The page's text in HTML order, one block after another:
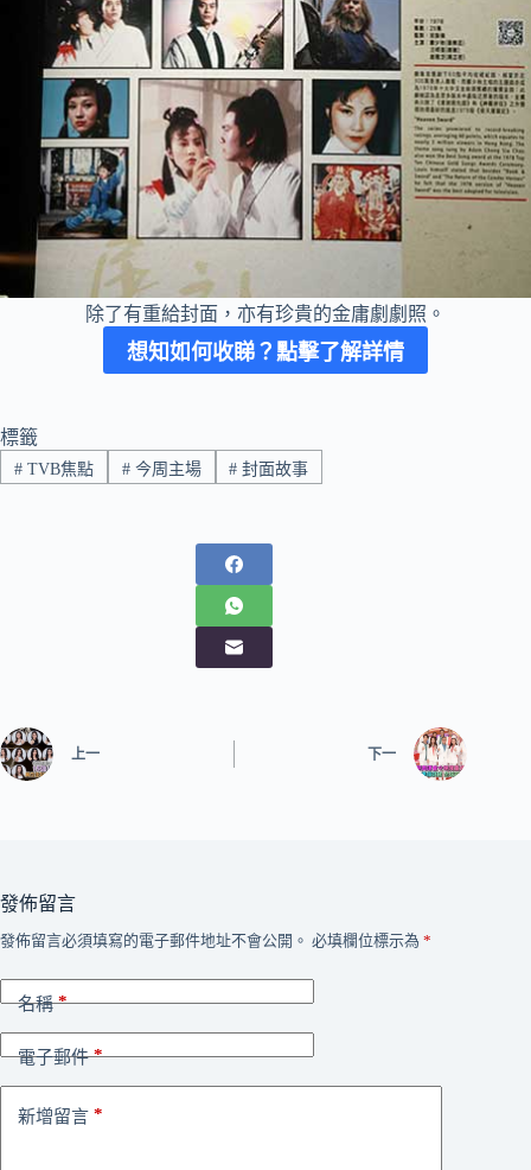
除了有重給封面，亦有珍貴的金庸劇劇照。
想知如何收睇？ 點擊了解詳情
標籤
#TVB焦點 #今周主場 # 封面故事
上一 下一
發佈留言
發佈留言必須填寫的電子郵件地址不會公開。 必填欄位標示為 *
名稱*
電子郵件*
新增留言 *